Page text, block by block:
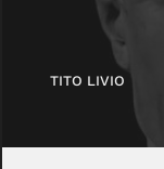
TITO LIVIO